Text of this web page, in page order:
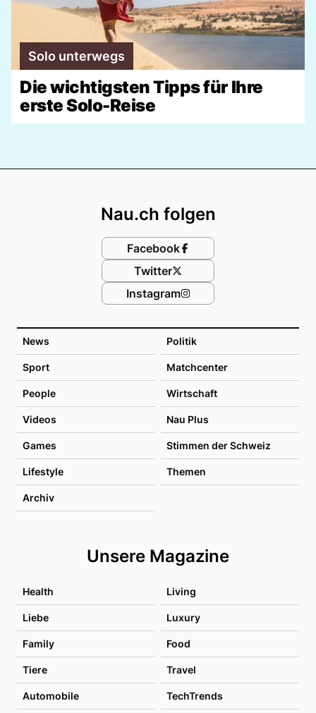
Solo unterwegs
Die wichtigsten Tipps für Ihre
erste Solo-Reise
News Politik
Sport Matchcenter
People Wirtschaft
Videos Nau Plus
Games Stimmen der Schweiz
Lifestyle Themen
Archiv
Unsere Magazine
Health Living
Liebe Luxury
Family Food
Tiere Travel
Automobile TechTrends
Nau.ch folgen
Facebook
Twitter
Instagram